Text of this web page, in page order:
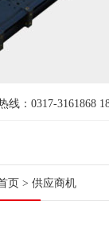
线：0317-3161868
页 > 供应商机